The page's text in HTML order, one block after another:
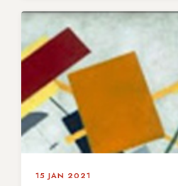
15 JAN 2021